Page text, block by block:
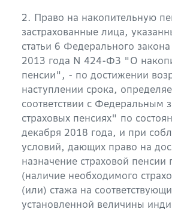
2. Право на накопительную
застрахованные лица,
статьи 6 Федерального
2013 года N 424-ФЗ "О
пенсии", - по достижении
наступлении срока,
соответствии с Федеральным
страховых пенсиях" по
декабря 2018 года, и при
условий, дающих право на
назначение страховой пенсии
(наличие необходимого
(или) стажа на
установленной величины